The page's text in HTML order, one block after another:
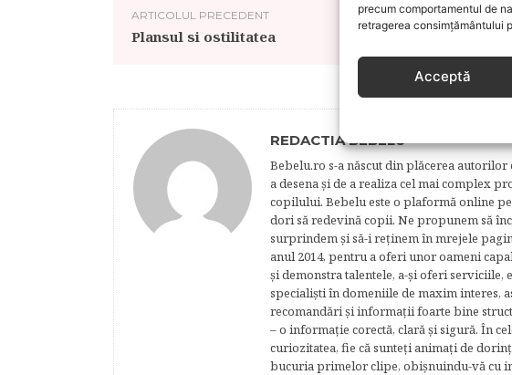
precum comportamentul de
retragerea consimțământului
Acceptă
ARTICOLUL PRECEDENT
Plansul si ostilitatea
REDACTIA BEBELU
Bebelu.ro s-a născut din plăcerea
a desena şi de a realiza cel mai complex
copilului. Bebelu este o plaformă online
dori să redevină copii. Ne propunem să
surprindem şi să-i reţinem în mrejele
anul 2014, pentru a oferi unor oameni
şi demonstra talentele, a-şi oferi serviciile,
specialişti în domeniile de maxim interes,
recomandări şi informaţii foarte bine
– o informaţie corectă, clară şi sigură. În
curiozitatea, fie că sunteţi animaţi de
bucuria primelor clipe, obişnuindu-vă cu